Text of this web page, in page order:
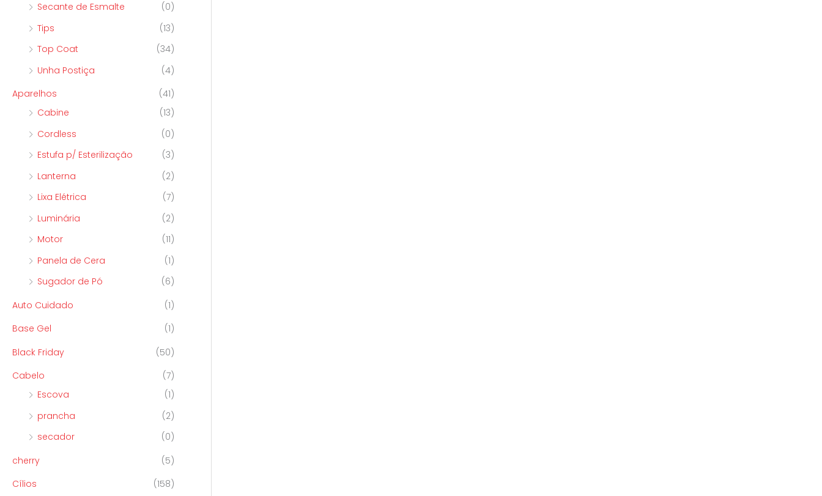
Secante de Esmalte
(0)
Tips
(13)
Top Coat
(34)
Unha Postiça
(4)
Aparelhos
(41)
Cabine
(13)
Cordless
(0)
Estufa p/ Esterilização
(3)
Lanterna
(2)
Lixa Elétrica
(7)
Luminária
(2)
Motor
(11)
Panela de Cera
(1)
Sugador de Pó
(6)
Auto Cuidado
(1)
Base Gel
(1)
Black Friday
(50)
Cabelo
(7)
Escova
(1)
prancha
(2)
secador
(0)
cherry
(5)
Cílios
(158)